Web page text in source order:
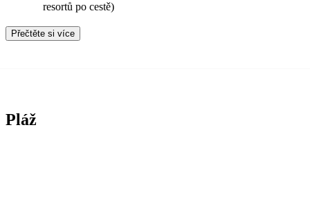
resortů po cestě)
Přečtěte si více
Pláž